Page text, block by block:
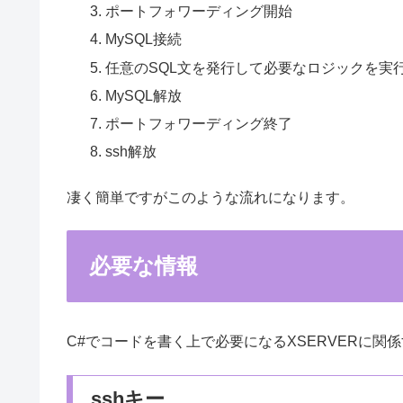
ポートフォワーディング開始
MySQL接続
任意のSQL文を発行して必要なロジックを実
MySQL解放
ポートフォワーディング終了
ssh解放
凄く簡単ですがこのような流れになります。
必要な情報
C#でコードを書く上で必要になるXSERVERに関係